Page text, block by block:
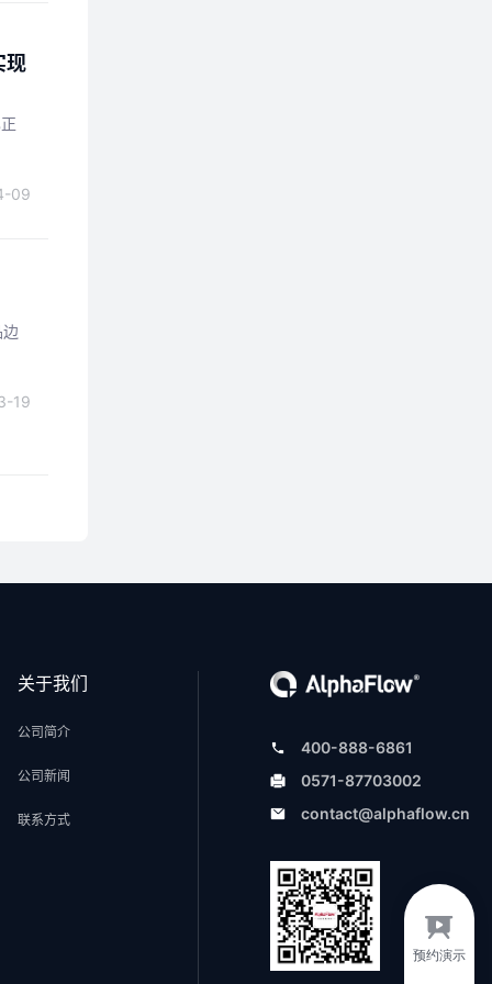
现
09
19
关于我们
公司简介
公司新闻
联系方式
400-888-6861
0571-87703002
contact@alphaflow.cn